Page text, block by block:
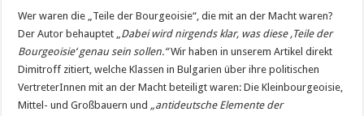
Wer waren die „Teile der Bourgeoisie“, die mit an der Macht waren?
Der Autor behauptet „Dabei wird nirgends klar, was diese ‚Teile der
Bourgeoisie‘ genau sein sollen.“Wir haben in unserem Artikel direkt
Dimitroff zitiert, welche Klassen in Bulgarien über ihre politischen
VertreterInnen mit an der Macht beteiligt waren: Die Kleinbourgeoisie,
Mittel- und Großbauern und „antideutsche Elemente der